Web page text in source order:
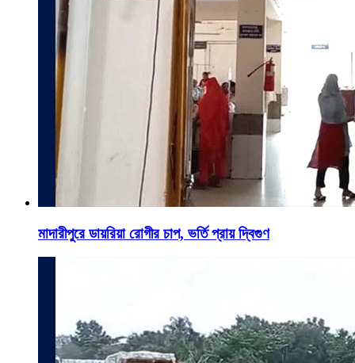
মাদারীপুরে ডায়রিয়া রোগীর চাপ, ভর্তি প্রায় দ্বিগুণ